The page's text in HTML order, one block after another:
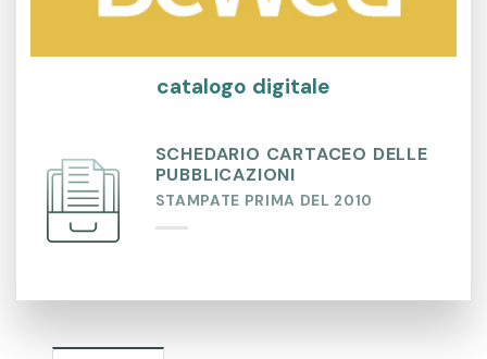
catalogo digitale
SCHEDARIO CARTACEO DELLE
PUBBLICAZIONI
STAMPATE PRIMA DEL 2010